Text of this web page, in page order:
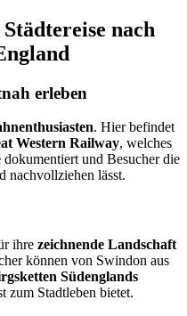
nach
erleben
. Hier befindet
Western Railway, welches
dokumentiert und Besucher die
nachvollziehen lässt.
ihre zeichnende Landschaft
können von Swindon aus
Südenglands
zum Stadtleben bietet.